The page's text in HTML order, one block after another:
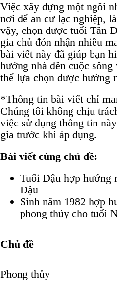
Việc xây dựng một ngôi
nơi để an cư lạc nghiệp,
vậy, chọn được tuổi Tân
gia chủ đón nhận nhiều
bài viết này đã giúp bạn
hướng nhà đến cuộc
thể lựa chọn được hướng
*Thông tin bài viết chỉ
Chúng tôi không chịu
việc sử dụng thông tin
gia trước khi áp dụng.
Bài viết cùng chủ đề:
Tuổi Dậu hợp hướng
Dậu
Sinh năm 1982 hợp
phong thủy cho tuổi
Chủ đề
Phong thủy